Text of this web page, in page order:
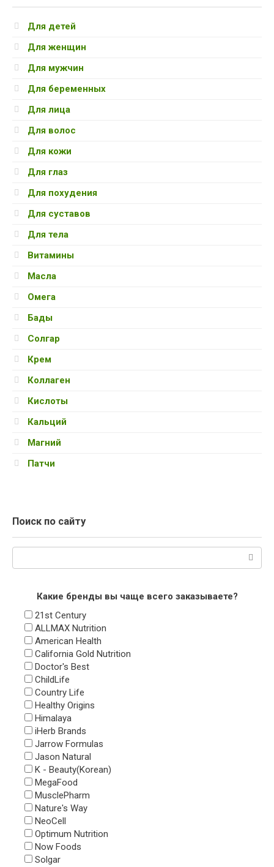
Для детей
Для женщин
Для мужчин
Для беременных
Для лица
Для волос
Для кожи
Для глаз
Для похудения
Для суставов
Для тела
Витамины
Масла
Омега
Бады
Солгар
Крем
Коллаген
Кислоты
Кальций
Магний
Патчи
Поиск по сайту
Какие бренды вы чаще всего заказываете?
21st Century
ALLMAX Nutrition
American Health
California Gold Nutrition
Doctor's Best
ChildLife
Country Life
Healthy Origins
Himalaya
iHerb Brands
Jarrow Formulas
Jason Natural
K - Beauty(Korean)
MegaFood
MusclePharm
Nature's Way
NeoCell
Optimum Nutrition
Now Foods
Solgar